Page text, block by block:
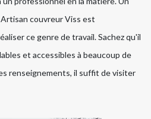
couvreur Viss est
ce genre de travail. Sachez qu'il
et accessibles à beaucoup de
renseignements, il suffit de visiter